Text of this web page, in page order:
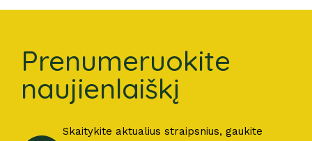
Prenumeruokite
naujienlaiškį
Skaitykite aktualius straipsnius, gaukite